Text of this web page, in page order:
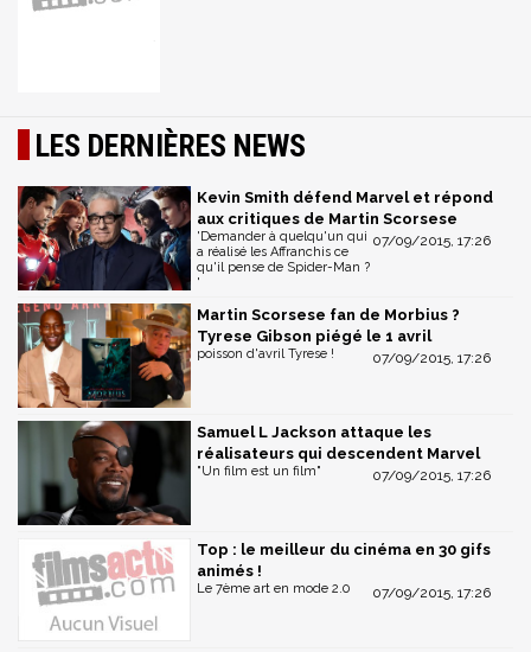
LES DERNIÈRES NEWS
Kevin Smith défend Marvel et répond
aux critiques de Martin Scorsese
07/09/2015, 17:26
'Demander à quelqu'un qui
a réalisé les Affranchis ce
qu'il pense de Spider-Man ?
'
Martin Scorsese fan de Morbius ?
Tyrese Gibson piégé le 1 avril
07/09/2015, 17:26
poisson d'avril Tyrese !
Samuel L Jackson attaque les
réalisateurs qui descendent Marvel
07/09/2015, 17:26
"Un film est un film"
Top : le meilleur du cinéma en 30 gifs
animés !
07/09/2015, 17:26
Le 7ème art en mode 2.0